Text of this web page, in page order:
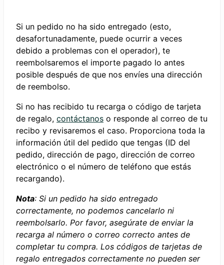
Si un pedido no ha sido entregado (esto,
desafortunadamente, puede ocurrir a veces
debido a problemas con el operador), te
reembolsaremos el importe pagado lo antes
posible después de que nos envíes una dirección
de reembolso.
Si no has recibido tu recarga o código de tarjeta
de regalo, contáctanos o responde al correo de tu
recibo y revisaremos el caso. Proporciona toda la
información útil del pedido que tengas (ID del
pedido, dirección de pago, dirección de correo
electrónico o el número de teléfono que estás
recargando).
Nota: Si un pedido ha sido entregado
correctamente, no podemos cancelarlo ni
reembolsarlo. Por favor, asegúrate de enviar la
recarga al número o correo correcto antes de
completar tu compra. Los códigos de tarjetas de
regalo entregados correctamente no pueden ser